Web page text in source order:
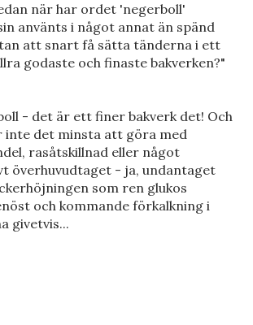
när har ordet 'negerboll'
använts i något annat än spänd
att snart få sätta tänderna i ett
godaste och finaste bakverken?"
- det är ett finer bakverk det! Och
inte det minsta att göra med
rasåtskillnad eller något
överhuvudtaget - ja, undantaget
som ren glukos
och kommande förkalkning i
givetvis...